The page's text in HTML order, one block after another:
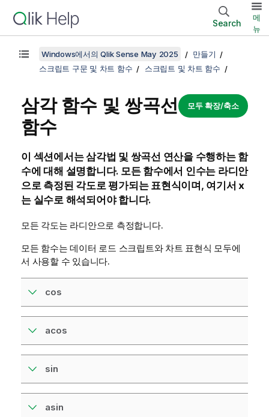
Search
메
뉴
Windows에서의 Qlik Sense May 2025
만들기
스크립트 구문 및 차트 함수
스크립트 및 차트 함수
모두 확장/축소
삼각 함수 및 쌍곡선
함수
이 섹션에서는 삼각법 및 쌍곡선 연산을 수행하는 함
수에 대해 설명합니다. 모든 함수에서 인수는 라디안
으로 측정된 각도로 평가되는 표현식이며, 여기서x
는 실수로 해석되어야 합니다.
모든 각도는 라디안으로 측정합니다.
모든 함수는 데이터 로드 스크립트와 차트 표현식 모두에
서 사용할 수 있습니다.
cos
acos
sin
asin